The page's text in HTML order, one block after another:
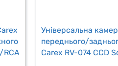
RCA
Універсальна
переднього/
Carex RV-074 CCD